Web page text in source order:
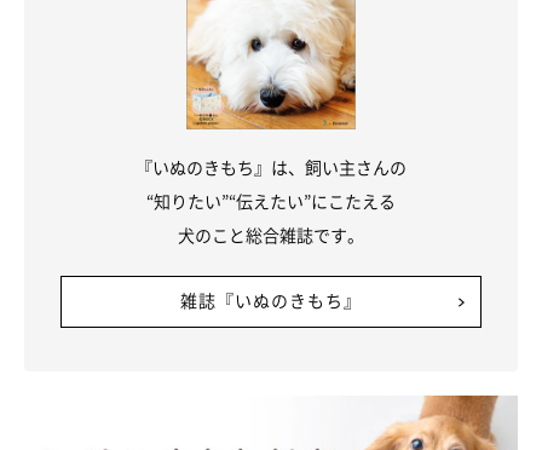
『いぬのきもち』は、飼い主さんの
“知りたい”“伝えたい”にこたえる
犬のこと総合雑誌です。
雑誌『いぬのきもち』